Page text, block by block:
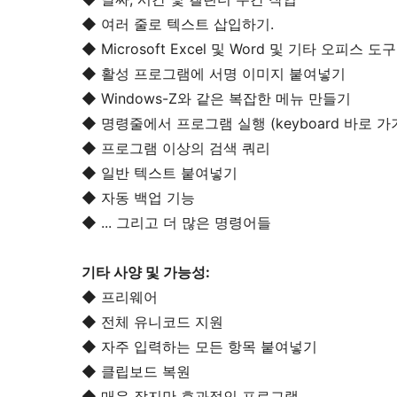
◆ 여러 줄로 텍스트 삽입하기.
◆ Microsoft Excel 및 Word 및 기타 오피스 도구
◆ 활성 프로그램에 서명 이미지 붙여넣기
◆ Windows-Z와 같은 복잡한 메뉴 만들기
◆ 명령줄에서 프로그램 실행 (keyboard 바로 가
◆ 프로그램 이상의 검색 쿼리
◆ 일반 텍스트 붙여넣기
◆ 자동 백업 기능
◆ ... 그리고 더 많은 명령어들
기타 사양 및 가능성:
◆ 프리웨어
◆ 전체 유니코드 지원
◆ 자주 입력하는 모든 항목 붙여넣기
◆ 클립보드 복원